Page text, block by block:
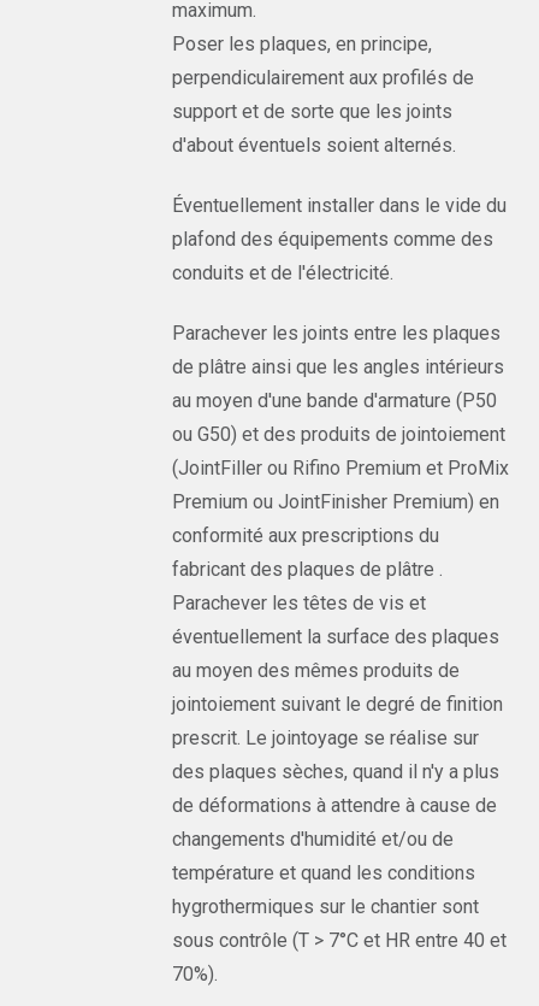
maximum.
Poser les plaques, en principe,
perpendiculairement aux profilés de
support et de sorte que les joints
d'about éventuels soient alternés.
Éventuellement installer dans le vide du
plafond des équipements comme des
conduits et de l'électricité.
Parachever les joints entre les plaques
de plâtre ainsi que les angles intérieurs
au moyen d'une bande d'armature (P50
ou G50) et des produits de jointoiement
(JointFiller ou Rifino Premium et ProMix
Premium ou JointFinisher Premium) en
conformité aux prescriptions du
fabricant des plaques de plâtre .
Parachever les têtes de vis et
éventuellement la surface des plaques
au moyen des mêmes produits de
jointoiement suivant le degré de finition
prescrit. Le jointoyage se réalise sur
des plaques sèches, quand il n'y a plus
de déformations à attendre à cause de
changements d'humidité et/ou de
température et quand les conditions
hygrothermiques sur le chantier sont
sous contrôle (T > 7°C et HR entre 40 et
70%).